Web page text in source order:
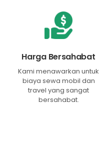
Harga Bersahabat
Kami menawarkan untuk
biaya sewa mobil dan
travel yang sangat
bersahabat.